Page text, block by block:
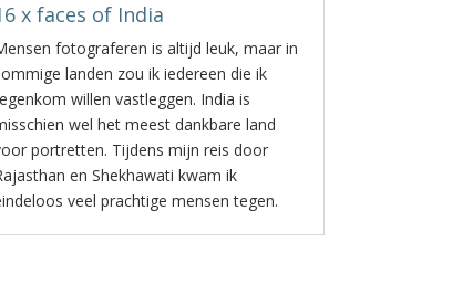
x faces of India
fotograferen is altijd leuk, maar in
landen zou ik iedereen die ik
willen vastleggen. India is
wel het meest dankbare land
portretten. Tijdens mijn reis door
en Shekhawati kwam ik
veel prachtige mensen tegen.